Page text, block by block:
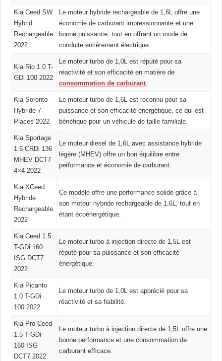
Kia Ceed SW
Hybrid
Rechargeable
2022
Le moteur hybride rechargeable de 1,6L offre une
économie de carburant impressionnante et une
bonne puissance, tout en offrant un mode de
conduite entièrement électrique.
Kia Rio 1.0 T-
GDi 100 2022
Le moteur turbo de 1,0L est réputé pour sa
réactivité et son efficacité en matière de
consommation de carburant
Kia Sorento
Hybride 7
Places 2022
Le moteur turbo de 1,6L est reconnu pour sa
puissance et son efficacité énergétique, ce qui est
bénéfique pour un véhicule de taille familiale.
Kia Sportage
1.6 CRDi 136
MHEV DCT7
4×4 2022
Le moteur diesel de 1,6L avec assistance hybride
légère (MHEV) offre un bon équilibre entre
performance et économie de carburant.
Kia XCeed
Hybride
Rechargeable
2022
Ce modèle offre une performance solide grâce à
son moteur hybride rechargeable de 1,6L, tout en
étant écoénergétique.
Kia Ceed 1.5
T-GDi 160
ISG DCT7
2022
Le moteur turbo à injection directe de 1,5L est
réputé pour sa puissance et son efficacité
énergétique.
Kia Picanto
1.0 T-GDi
100 2022
Le moteur turbo de 1,0L est apprécié pour sa
réactivité et sa fiabilité.
Kia Pro Ceed
1.5 T-GDi
160 ISG
DCT7 2022
Le moteur turbo à injection directe de 1,5L offre une
bonne performance et une consommation de
carburant efficace.